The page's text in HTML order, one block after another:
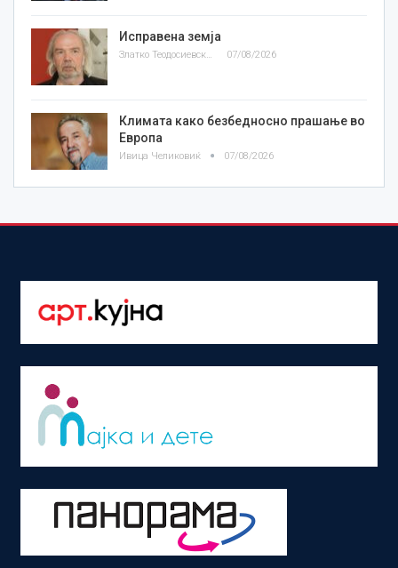
Исправена земја
Златко Теодосиевски 07/08/2026
Климата како безбедносно прашање во
Европа
Ивица Челиковиќ 07/08/2026